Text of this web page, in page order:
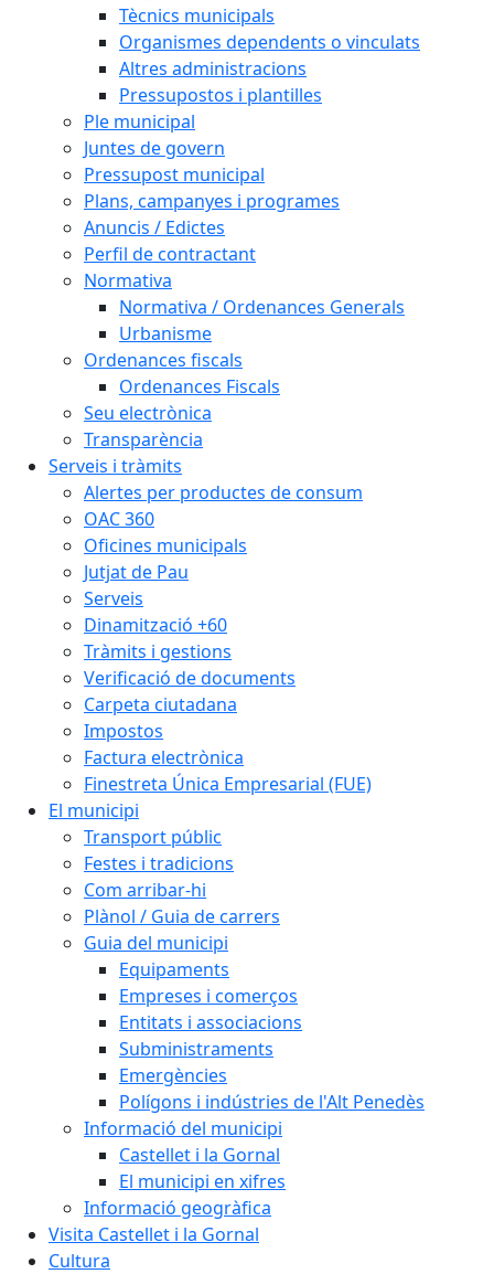
Tècnics municipals
Organismes dependents o vinculats
Altres administracions
Pressupostos i plantilles
Ple municipal
Juntes de govern
Pressupost municipal
Plans, campanyes i programes
Anuncis / Edictes
Perfil de contractant
Normativa
Normativa / Ordenances Generals
Urbanisme
Ordenances fiscals
Ordenances Fiscals
Seu electrònica
Transparència
Serveis i tràmits
Alertes per productes de consum
OAC 360
Oficines municipals
Jutjat de Pau
Serveis
Dinamització +60
Tràmits i gestions
Verificació de documents
Carpeta ciutadana
Impostos
Factura electrònica
Finestreta Única Empresarial (FUE)
El municipi
Transport públic
Festes i tradicions
Com arribar-hi
Plànol / Guia de carrers
Guia del municipi
Equipaments
Empreses i comerços
Entitats i associacions
Subministraments
Emergències
Polígons i indústries de l'Alt Penedès
Informació del municipi
Castellet i la Gornal
El municipi en xifres
Informació geogràfica
Visita Castellet i la Gornal
Cultura